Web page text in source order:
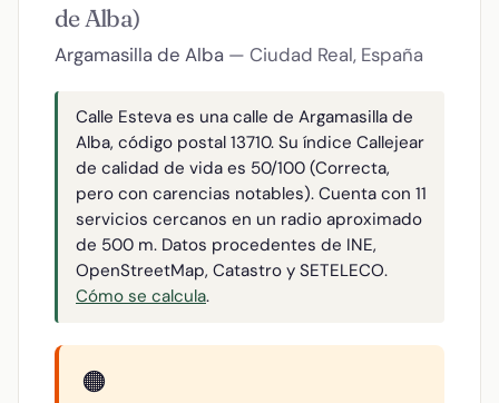
de Alba)
Argamasilla de Alba — Ciudad Real, España
Calle Esteva es una calle de Argamasilla de
Alba, código postal 13710. Su índice Callejear
de calidad de vida es 50/100 (Correcta,
pero con carencias notables). Cuenta con 11
servicios cercanos en un radio aproximado
de 500 m. Datos procedentes de INE,
OpenStreetMap, Catastro y SETELECO.
Cómo se calcula.
🟠